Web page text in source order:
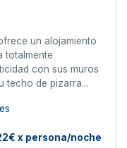
un alojamiento
totalmente
con sus muros
techo de pizarra...
x persona/noche